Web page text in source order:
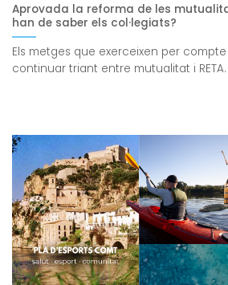
Aprovada la reforma de les
han de saber els col·legiats?
Els metges que exerceixen per
continuar triant entre mutualitat i RETA.